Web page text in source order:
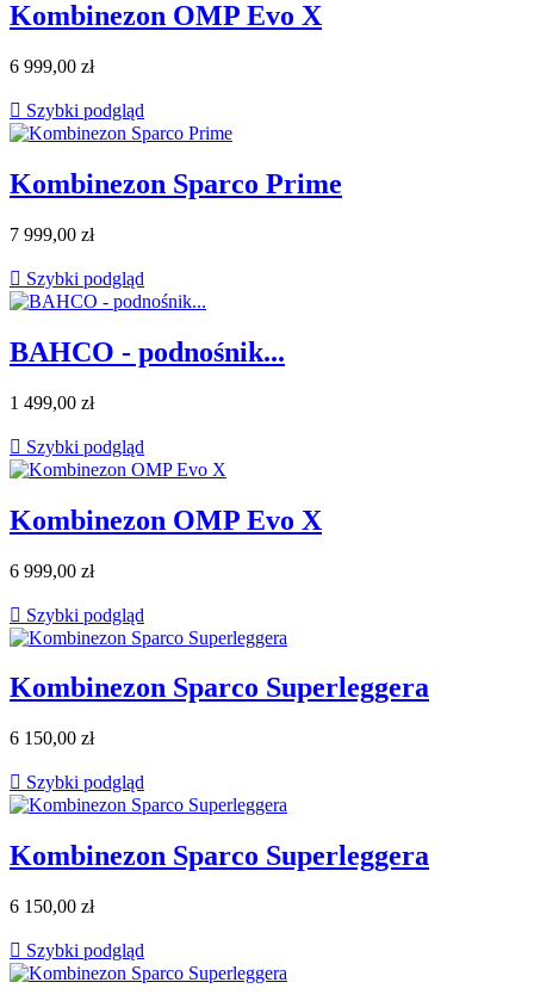
Kombinezon OMP Evo X
6 999,00 zł
 Szybki podgląd
Kombinezon Sparco Prime
7 999,00 zł
 Szybki podgląd
BAHCO - podnośnik...
1 499,00 zł
 Szybki podgląd
Kombinezon OMP Evo X
6 999,00 zł
 Szybki podgląd
Kombinezon Sparco Superleggera
6 150,00 zł
 Szybki podgląd
Kombinezon Sparco Superleggera
6 150,00 zł
 Szybki podgląd